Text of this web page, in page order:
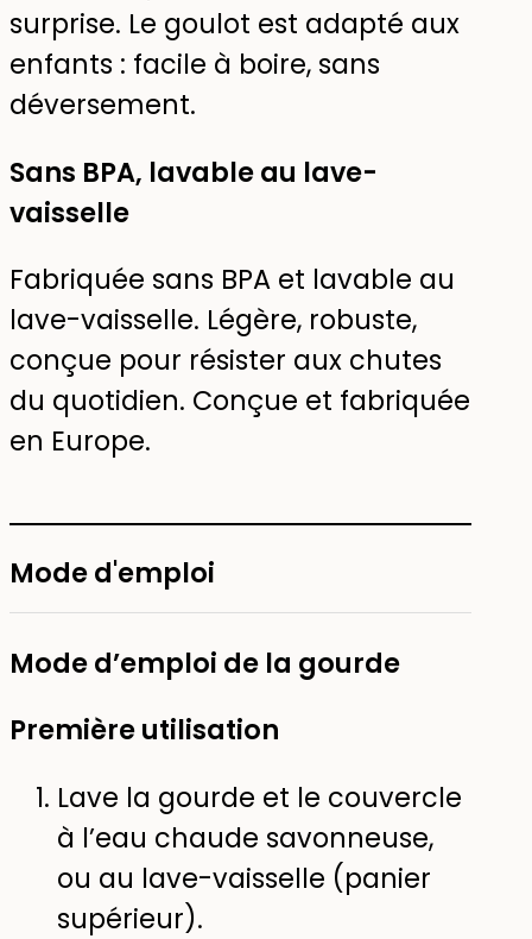
surprise. Le goulot est adapté aux
enfants : facile à boire, sans
déversement.
Sans BPA, lavable au lave-
vaisselle
Fabriquée sans BPA et lavable au
lave-vaisselle. Légère, robuste,
conçue pour résister aux chutes
du quotidien. Conçue et fabriquée
en Europe.
Mode d'emploi
Mode d’emploi de la gourde
Première utilisation
Lave la gourde et le couvercle
à l’eau chaude savonneuse,
ou au lave-vaisselle (panier
supérieur).